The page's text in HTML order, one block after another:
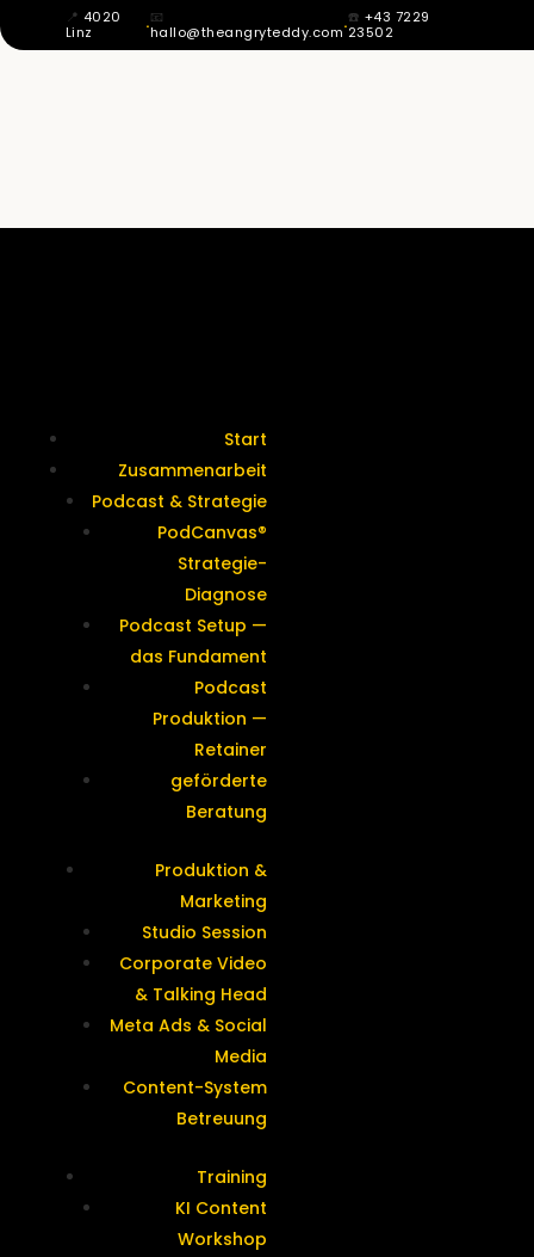
📍 4020
Linz
·📧
hallo@theangryteddy.com·☎️ +43 7229
23502
Start
Zusammenarbeit
Podcast & Strategie
PodCanvas®
Strategie-
Diagnose
Podcast Setup —
das Fundament
Podcast
Produktion —
Retainer
geförderte
Beratung
Produktion &
Marketing
Studio Session
Corporate Video
& Talking Head
Meta Ads & Social
Media
Content-System
Betreuung
Training
KI Content
Workshop